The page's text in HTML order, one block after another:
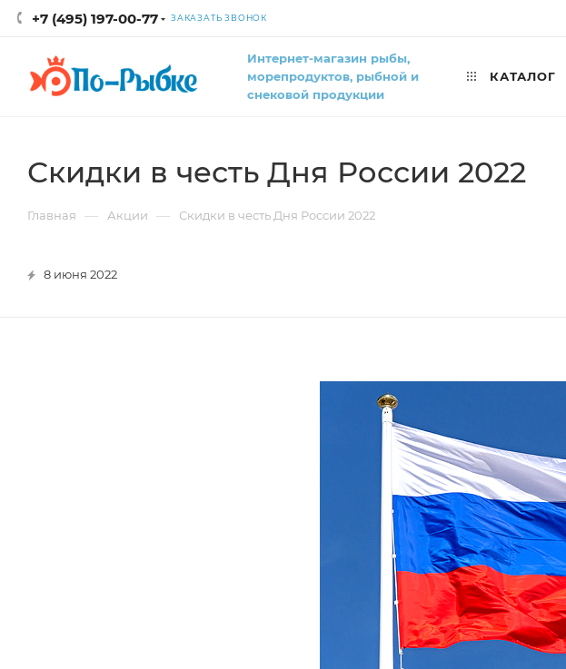
+7 (495) 197-00-77 ЗАКАЗАТЬ ЗВОНОК
Интернет-магазин рыбы,
морепродуктов, рыбной и
снековой продукции
КАТАЛОГ
Скидки в честь Дня России 2022
Главная — Акции — Скидки в честь Дня России 2022
8 июня 2022